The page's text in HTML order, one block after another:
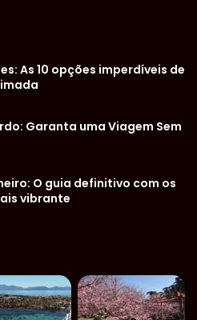
As 10 opções imperdíveis de
Garanta uma Viagem Sem
O guia definitivo com os
vibrante